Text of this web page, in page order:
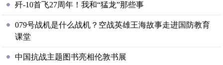
歼-10首飞27周年！我和“猛龙”那些事
079号战机是什么战机？空战英雄王海故事走进国防教育
课堂
中国抗战主题图书亮相伦敦书展